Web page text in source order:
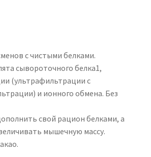
с чистыми белками.
сывороточного белка1,
(ультрафильтрации с
и ионного обмена. Без
свой рацион белками, а
мышечную массу.